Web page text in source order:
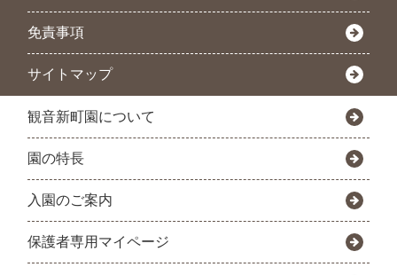
免責事項
サイトマップ
観音新町園について
園の特長
入園のご案内
保護者専用マイページ